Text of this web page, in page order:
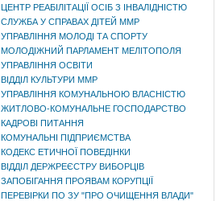
ЦЕНТР РЕАБІЛІТАЦІЇ ОСІБ З ІНВАЛІДНІСТЮ
СЛУЖБА У СПРАВАХ ДІТЕЙ ММР
УПРАВЛІННЯ МОЛОДІ ТА СПОРТУ
МОЛОДІЖНИЙ ПАРЛАМЕНТ МЕЛІТОПОЛЯ
УПРАВЛІННЯ ОСВІТИ
ВІДДІЛ КУЛЬТУРИ ММР
УПРАВЛІННЯ КОМУНАЛЬНОЮ ВЛАСНІСТЮ
ЖИТЛОВО-КОМУНАЛЬНЕ ГОСПОДАРСТВО
КАДРОВІ ПИТАННЯ
КОМУНАЛЬНІ ПІДПРИЄМСТВА
КОДЕКС ЕТИЧНОЇ ПОВЕДІНКИ
ВІДДІЛ ДЕРЖРЕЄСТРУ ВИБОРЦІВ
ЗАПОБІГАННЯ ПРОЯВАМ КОРУПЦІЇ
ПЕРЕВІРКИ ПО ЗУ "ПРО ОЧИЩЕННЯ ВЛАДИ"